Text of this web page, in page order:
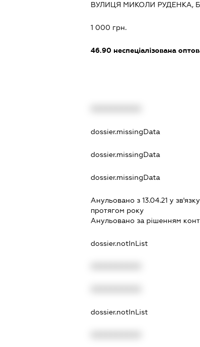
ВУЛИЦЯ МИКОЛИ РУДЕНКА,
1 000 грн.
46.90неспеціалізована
dossier.missingData
dossier.missingData
dossier.missingData
Анульовано з 13.04.21 у
протягом року
Анульовано за рiшенням
dossier.notInList
dossier.notInList